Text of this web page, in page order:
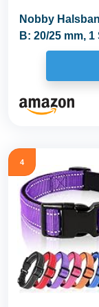
Nobby
B: 20/25 mm,
4